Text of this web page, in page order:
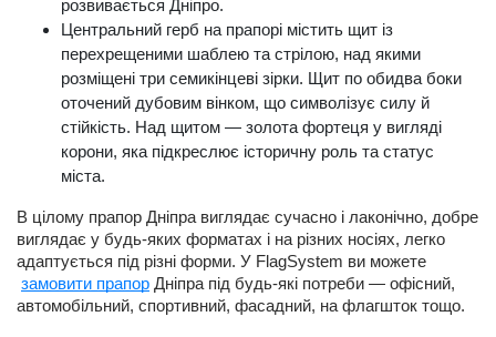
розвивається Дніпро.
Центральний герб на прапорі містить щит із
перехрещеними шаблею та стрілою, над якими
розміщені три семикінцеві зірки. Щит по обидва боки
оточений дубовим вінком, що символізує силу й
стійкість. Над щитом — золота фортеця у вигляді
корони, яка підкреслює історичну роль та статус
міста.
В цілому прапор Дніпра виглядає сучасно і лаконічно, добре
виглядає у будь-яких форматах і на різних носіях, легко
адаптується під різні форми. У FlagSystem ви можете
замовити прапор Дніпра під будь-які потреби — офісний,
автомобільний, спортивний, фасадний, на флагшток тощо.